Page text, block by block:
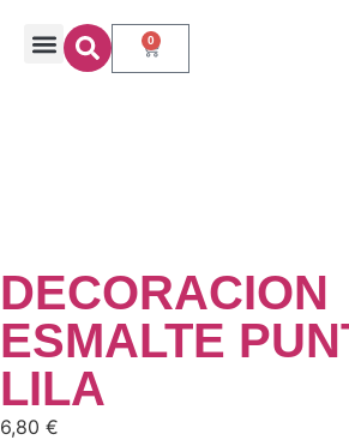
0
DECORACION
ESMALTE
LILA
6,80 €